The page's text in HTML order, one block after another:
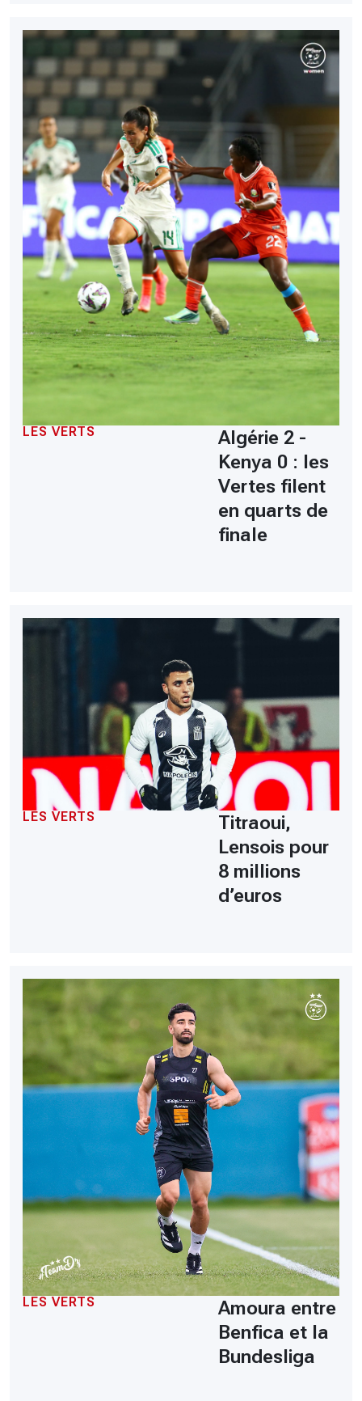
LES VERTS
Algérie 2 -
Kenya 0 : les
Vertes filent
en quarts de
finale
LES VERTS
Titraoui,
Lensois pour
8 millions
d’euros
LES VERTS
Amoura entre
Benfica et la
Bundesliga